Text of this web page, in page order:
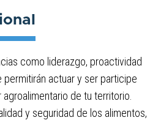
como liderazgo, proactividad
actuar y ser participe
de tu territorio.
y seguridad de los alimentos,